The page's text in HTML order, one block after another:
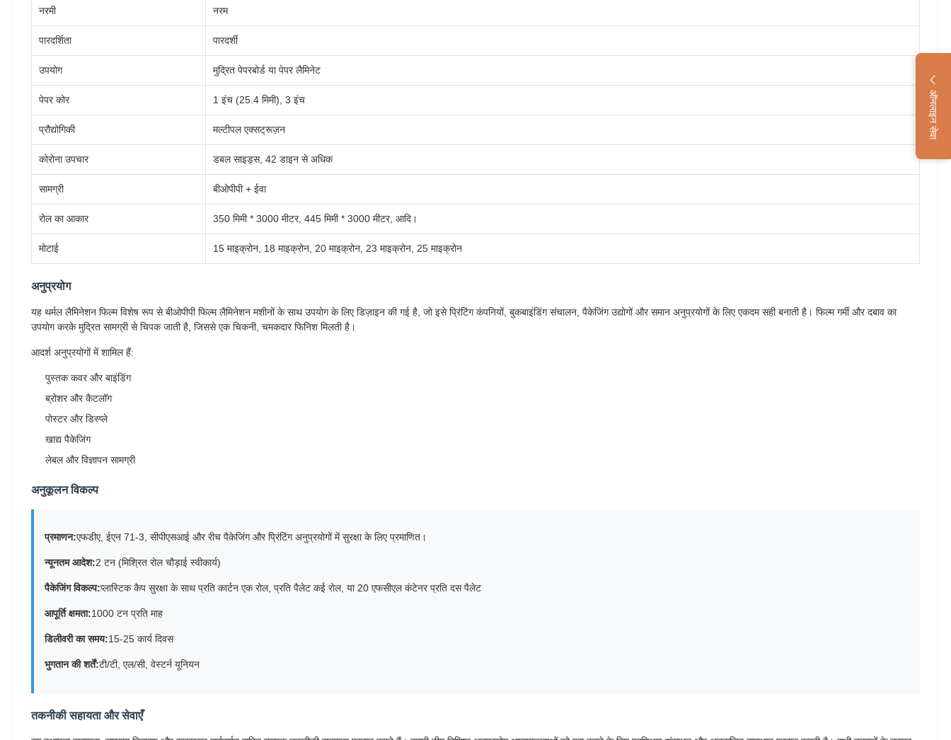
ऑनलाइन सेवा
नरमी नरम
पारदर्शिता पारदर्शी
उपयोग मुद्रित पेपरबोर्ड या पेपर लैमिनेट
पेपर कोर 1 इंच (25.4 मिमी), 3 इंच
प्रौद्योगिकी मल्टीपल एक्सट्रूज़न
कोरोना उपचार डबल साइड्स, 42 डाइन से अधिक
सामग्री बीओपीपी + ईवा
रोल का आकार 350 मिमी * 3000 मीटर, 445 मिमी * 3000 मीटर, आदि।
मोटाई 15 माइक्रोन, 18 माइक्रोन, 20 माइक्रोन, 23 माइक्रोन, 25 माइक्रोन
अनुप्रयोग
यह थर्मल लैमिनेशन फिल्म विशेष रूप से बीओपीपी फिल्म लैमिनेशन मशीनों के साथ उपयोग के लिए डिज़ाइन की गई है, जो इसे प्रिंटिंग कंपनियों, बुकबाइंडिंग संचालन, पैकेजिंग उद्योगों और समान अनुप्रयोगों के लिए एकदम सही बनाती है। फिल्म गर्मी और दबाव का
उपयोग करके मुद्रित सामग्री से चिपक जाती है, जिससे एक चिकनी, चमकदार फिनिश मिलती है।
आदर्श अनुप्रयोगों में शामिल हैं:
पुस्तक कवर और बाइंडिंग
ब्रोशर और कैटलॉग
पोस्टर और डिस्प्ले
खाद्य पैकेजिंग
लेबल और विज्ञापन सामग्री
अनुकूलन विकल्प
प्रमाणन:एफडीए, ईएन 71-3, सीपीएसआई और रीच पैकेजिंग और प्रिंटिंग अनुप्रयोगों में सुरक्षा के लिए प्रमाणित।
न्यूनतम आदेश:2 टन (मिश्रित रोल चौड़ाई स्वीकार्य)
पैकेजिंग विकल्प:प्लास्टिक कैप सुरक्षा के साथ प्रति कार्टन एक रोल, प्रति पैलेट कई रोल, या 20 एफसीएल कंटेनर प्रति दस पैलेट
आपूर्ति क्षमता:1000 टन प्रति माह
डिलीवरी का समय:15-25 कार्य दिवस
भुगतान की शर्तें:टी/टी, एल/सी, वेस्टर्न यूनियन
तकनीकी सहायता और सेवाएँ